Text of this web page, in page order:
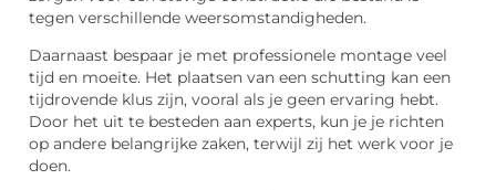
tegen verschillende weersomstandigheden.
Daarnaast bespaar je met professionele montage veel
tijd en moeite. Het plaatsen van een schutting kan een
tijdrovende klus zijn, vooral als je geen ervaring hebt.
Door het uit te besteden aan experts, kun je je richten
op andere belangrijke zaken, terwijl zij het werk voor je
doen.